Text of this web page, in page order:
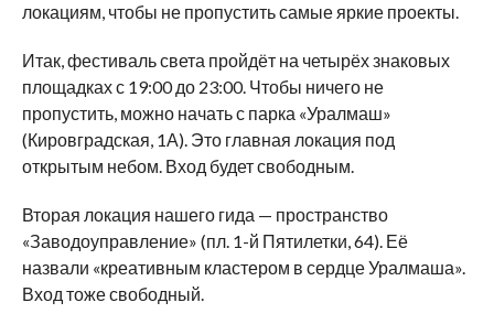
локациям, чтобы не пропустить самые яркие проекты.
Итак, фестиваль света пройдёт на четырёх знаковых
площадках с 19:00 до 23:00. Чтобы ничего не
пропустить, можно начать с парка «Уралмаш»
(Кировградская, 1А). Это главная локация под
открытым небом. Вход будет свободным.
Вторая локация нашего гида — пространство
«Заводоуправление» (пл. 1-й Пятилетки, 64). Её
назвали «креативным кластером в сердце Уралмаша».
Вход тоже свободный.